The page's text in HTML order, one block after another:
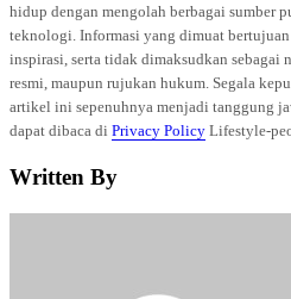
hidup dengan mengolah berbagai sumber
teknologi. Informasi yang dimuat
inspirasi, serta tidak dimaksudkan sebagai
resmi, maupun rujukan hukum. Segala
artikel ini sepenuhnya menjadi tanggung
dapat dibaca di Privacy Policy Lifestyle-
Written By